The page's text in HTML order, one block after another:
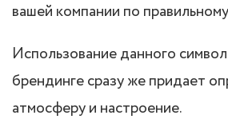
вашей компании по
Использование данного
брендинге сразу же придает
атмосферу и настроение.